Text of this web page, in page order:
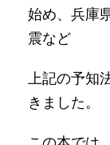
始め、兵庫
震など
上記の予知
きました。